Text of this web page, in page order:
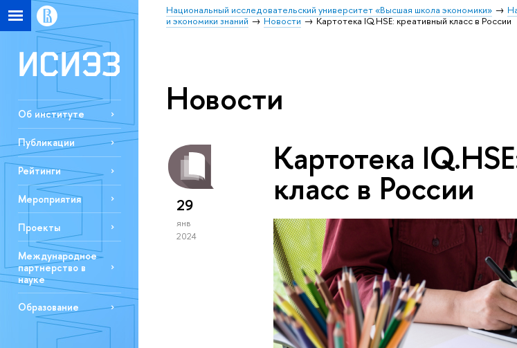
Национальный исследовательский университет «Высшая школа экономики»
и экономики знаний
Новости Картотека IQ.HSE: креативный класс в России
Об институте
Публикации
Рейтинги
Мероприятия
Проекты
Международное
партнерство в
науке
Образование
Новости
29
янв
2024
Картотека
класс в России